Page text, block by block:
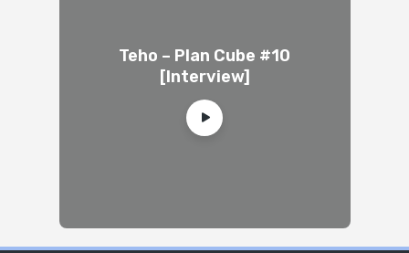
Teho – Plan Cube #10
[Interview]